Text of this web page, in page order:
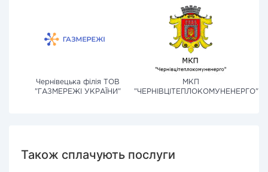
Чернівецька філія ТОВ
"ГАЗМЕРЕЖІ УКРАЇНИ"
МКП
"ЧЕРНІВЦІТЕПЛОКОМУНЕНЕРГО"
Також сплачують послуги